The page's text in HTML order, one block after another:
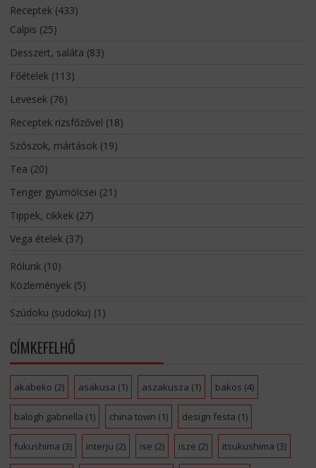
Receptek(433)
Calpis (25)
Desszert, saláta (83)
Főételek(113)
Levesek(76)
Receptek rizsfőzővel (18)
Szószok, mártások(19)
Tea (20)
Tenger gyümölcsei (21)
Tippek, cikkek(27)
Vega ételek(37)
Rólunk(10)
Közlemények(5)
Szúdoku (sudoku) (1)
CÍMKEFELHŐ
akabeko (2) asakusa (1) aszakusza (1) bakos (4)
balogh gabriella (1) china town (1) design festa (1)
fukushima (3) interju (2) ise (2) isze (2) itsukushima (3)